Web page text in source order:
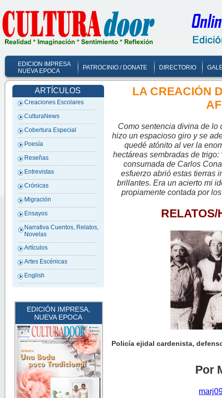
EDICION IMPRESA
NUEVA EPOCA
PATROCINIO / DONATE DIRECTORIO
ARTÍCULOS
Creaciones Escolares
CulturaNews
Cobertura Especial
Poesía
Reseñas
Entrevistas
Crónicas
Migración
Ensayos
Narrativa Cuentos, Relatos,
Novelas
Artículos
Artes Escénicas
English
EDICIÓN IMPRESA,
NUEVA EPOCA
LA CREACIÓN
Como sentencia divina de lo
hizo un espacioso giro y se
quedé atónito al ver la
hectáreas sembradas de
consumada de Carlos
esfuerzo abrió estas tierras
brillantes. Era un acierto mi
propiamente contada por
RELATOS/
Policía ejidal cardenista,
Por